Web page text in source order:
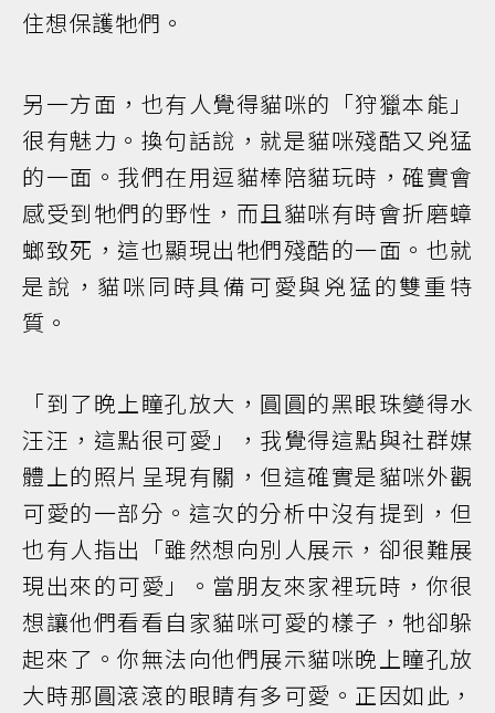
住想保護牠們。
另一方面，也有人覺得貓咪的「狩獵本能」
很有魅力。換句話說，就是貓咪殘酷又兇猛
的一面。我們在用逗貓棒陪貓玩時，確實會
感受到牠們的野性，而且貓咪有時會折磨蟑
螂致死，這也顯現出牠們殘酷的一面。也就
是說，貓咪同時具備可愛與兇猛的雙重特
質。
「到了晚上瞳孔放大，圓圓的黑眼珠變得水
汪汪，這點很可愛」，我覺得這點與社群媒
體上的照片呈現有關，但這確實是貓咪外觀
可愛的一部分。這次的分析中沒有提到，但
也有人指出「雖然想向別人展示，卻很難展
現出來的可愛」。當朋友來家裡玩時，你很
想讓他們看看自家貓咪可愛的樣子，牠卻躲
起來了。你無法向他們展示貓咪晚上瞳孔放
大時那圓滾滾的眼睛有多可愛。正因如此，